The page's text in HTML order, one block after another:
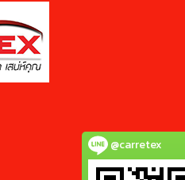
@carretex